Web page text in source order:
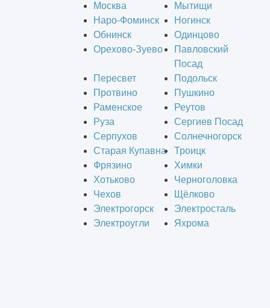
Москва
Мытищи
Наро-Фоминск
Ногинск
Обнинск
Одинцово
Орехово-Зуево
Павловский
Посад
Пересвет
Подольск
Протвино
Пушкино
Раменское
Реутов
Руза
Сергиев Посад
Серпухов
Солнечногорск
Старая Купавна
Троицк
Фрязино
Химки
Хотьково
Черноголовка
Чехов
Щёлково
Электрогорск
Электросталь
Электроугли
Яхрома